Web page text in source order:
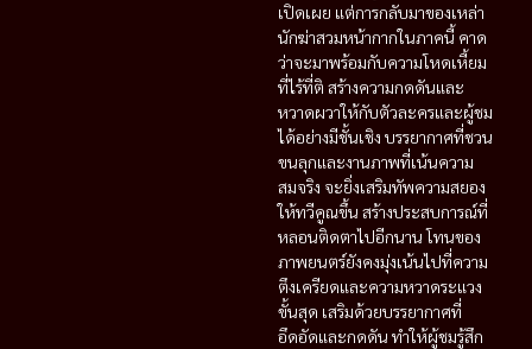
เปิดเผย แต่การกลับมาของเหล่า
นักฆ่าสวมหน้ากากในภาคนี้ คาด
ว่าจะมาพร้อมกับความโหดเหี้ยม
ที่ไร้ที่ติ สร้างความกดดันและ
หวาดผวาให้กับตัวละครและผู้ชม
ได้อย่างมีชั้นเชิง บรรยากาศที่ชวน
ขนลุกและงานภาพที่เน้นความ
สมจริง จะยิ่งเสริมทัพความสยอง
ให้ทวีคูณขึ้น สร้างประสบการณ์ที่
หลอนติดตาไปอีกนาน โทนของ
ภาพยนตร์ยังคงมุ่งเน้นไปที่ความ
ตึงเครียดและความหวาดระแวง
ขั้นสุด เสริมด้วยบรรยากาศที่
อึดอัดและกดดัน ทำให้ผู้ชมรู้สึก